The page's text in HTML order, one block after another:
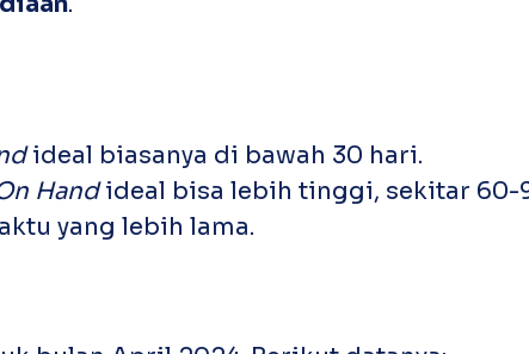
ideal biasanya di bawah 30 hari.
Handideal bisa lebih tinggi, sekitar 60-
yang lebih lama.